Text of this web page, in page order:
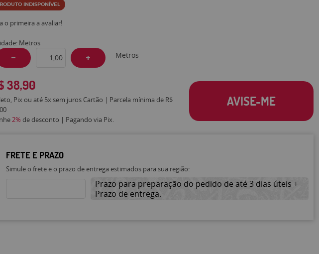
INDISPONÍVEL
o primeira a avaliar!
Metros
Metros
38,90
Pix ou até 5x sem juros Cartão | Parcela mínima de R$
2% de desconto | Pagando via Pix.
AVISE-ME
FRETE E PRAZO
Simule o frete e o prazo de entrega estimados para sua região:
Prazo para preparação do pedido de até 3 dias úteis +
Prazo de entrega.